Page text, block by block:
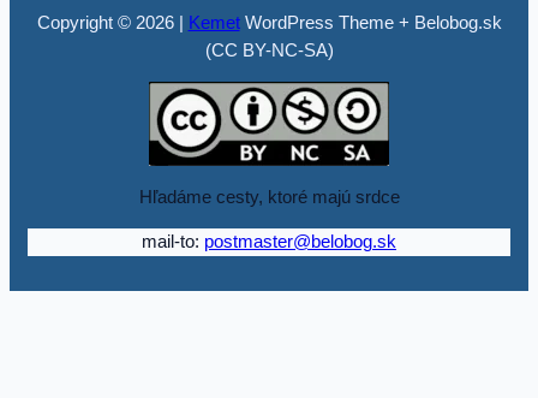
Copyright © 2026 | KemetWordPress Theme + Belobog.sk
(CC BY-NC-SA)
Hľadáme cesty, ktoré majú srdce
mail-to: postmaster@belobog.sk